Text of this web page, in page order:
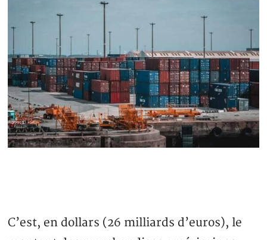
C’est, en dollars (26 milliards d’euros), le